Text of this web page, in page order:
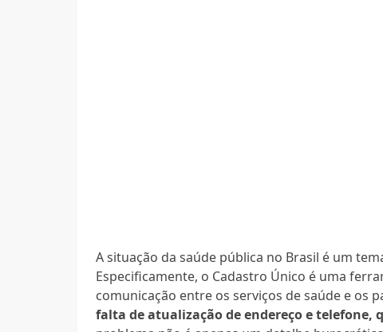
A situação da saúde pública no Brasil é um
Especificamente, o Cadastro Único é uma
comunicação entre os serviços de saúde e os
falta de atualização de endereço e telefone,